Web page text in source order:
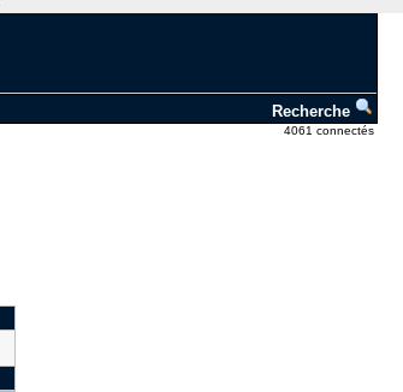
Recherche
4061 connectés